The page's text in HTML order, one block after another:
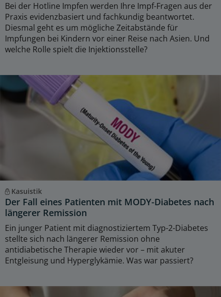
Bei der Hotline Impfen werden Ihre Impf-Fragen aus der
Praxis evidenzbasiert und fachkundig beantwortet.
Diesmal geht es um mögliche Zeitabstände für
Impfungen bei Kindern vor einer Reise nach Asien. Und
welche Rolle spielt die Injektionsstelle?
Kasuistik
Der Fall eines Patienten mit MODY-Diabetes nach
längerer Remission
Ein junger Patient mit diagnostiziertem Typ-2-Diabetes
stellte sich nach längerer Remission ohne
antidiabetische Therapie wieder vor – mit akuter
Entgleisung und Hyperglykämie. Was war passiert?